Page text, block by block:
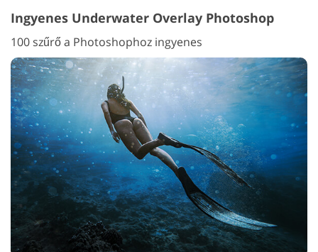
Ingyenes Underwater Overlay Photoshop
100 szűrő a Photoshophoz ingyenes